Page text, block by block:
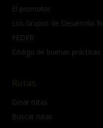
El promotor
Los Grupos de Desarrollo
FEDER
Código de buenas prácticas
Rutas
Crear rutas
Buscar rutas